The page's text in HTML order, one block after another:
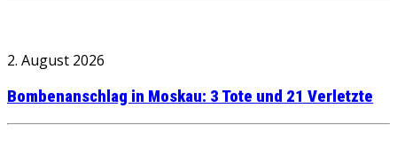
2. August 2026
Bombenanschlag in Moskau: 3 Tote und 21 Verletzte